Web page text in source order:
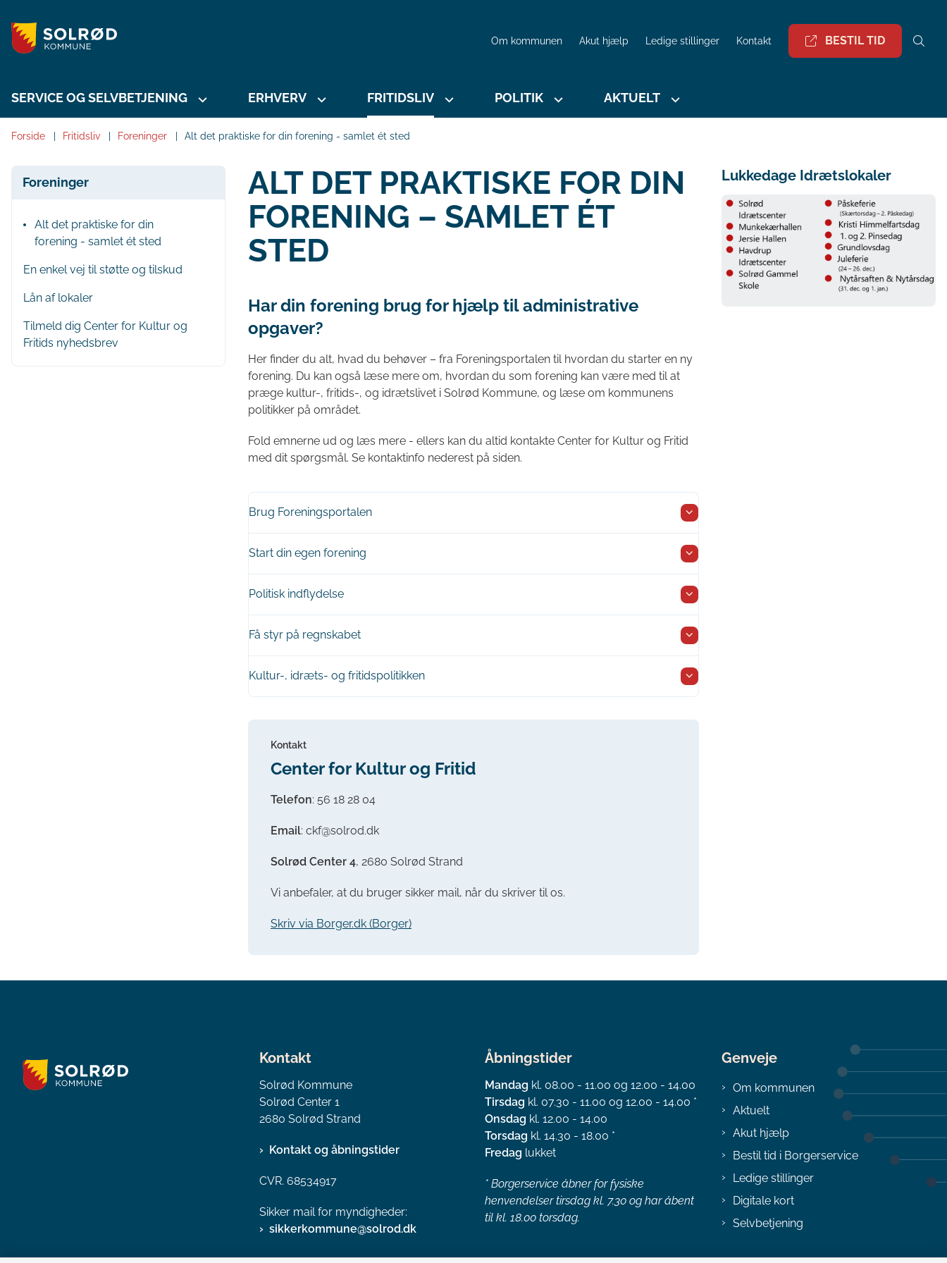
Om kommunen Akut hjælp Ledige stillinger Kontakt BESTIL TID
SERVICE OG SELVBETJENING ERHVERV FRITIDSLIV POLITIK AKTUELT
Forside Fritidsliv Foreninger Alt det praktiske for din forening - samlet ét sted
Foreninger
Alt det praktiske for din
forening - samlet ét sted
En enkel vej til støtte og tilskud
Lån af lokaler
Tilmeld dig Center for Kultur og
Fritids nyhedsbrev
ALT DET PRAKTISKE FOR DIN
FORENING – SAMLET ÉT
STED
Har din forening brug for hjælp til administrative
opgaver?
Her finder du alt, hvad du behøver – fra Foreningsportalen til hvordan du starter en ny
forening. Du kan også læse mere om, hvordan du som forening kan være med til at
præge kultur-, fritids-, og idrætslivet i Solrød Kommune, og læse om kommunens
politikker på området.
Fold emnerne ud og læs mere - ellers kan du altid kontakte Center for Kultur og Fritid
med dit spørgsmål. Se kontaktinfo nederest på siden.
Brug Foreningsportalen
Start din egen forening
Politisk indflydelse
Få styr på regnskabet
Kultur-, idræts- og fritidspolitikken
Kontakt
Center for Kultur og Fritid
Telefon: 56 18 28 04
Email: ckf@solrod.dk
Solrød Center 4, 2680 Solrød Strand
Vi anbefaler, at du bruger sikker mail, når du skriver til os.
Skriv via Borger.dk (Borger)
Lukkedage Idrætslokaler
Kontakt
Solrød Kommune
Solrød Center 1
2680 Solrød Strand
Kontakt og åbningstider
CVR. 68534917
Sikker mail for myndigheder:
sikkerkommune@solrod.dk
Åbningstider
Mandag kl. 08.00 - 11.00 og 12.00 - 14.00
Tirsdag kl. 07.30 - 11.00 og 12.00 - 14.00 *
Onsdag kl. 12.00 - 14.00
Torsdag kl. 14.30 - 18.00 *
Fredag lukket
* Borgerservice åbner for fysiske
henvendelser tirsdag kl. 7.30 og har åbent
til kl. 18.00 torsdag.
Genveje
Om kommunen
Aktuelt
Akut hjælp
Bestil tid i Borgerservice
Ledige stillinger
Digitale kort
Selvbetjening